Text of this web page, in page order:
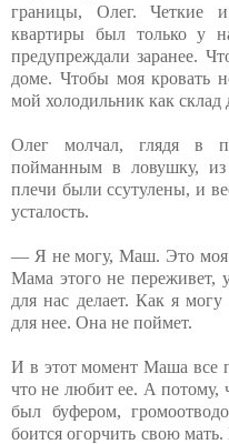
границы, Олег. Четкие
квартиры был только у
предупреждали заранее.
доме. Чтобы моя кровать
мой холодильник как склад
Олег молчал, глядя в
пойманным в ловушку,
плечи были ссутулены, и
усталость.
— Я не могу, Маш. Это моя
Мама этого не переживет,
для нас делает. Как я могу
для нее. Она не поймет.
И в этот момент Маша все
что не любит ее. А потому,
был буфером,
боится огорчить свою